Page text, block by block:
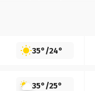
35°/24°
35°/25°